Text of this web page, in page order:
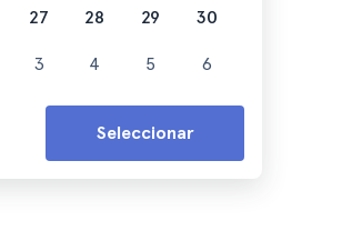
27 28 29 30
3 4 5 6
Seleccionar